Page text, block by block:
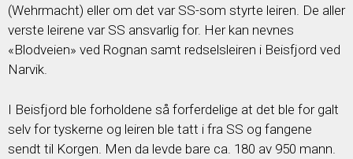
(Wehrmacht) eller om det var SS-som styrte leiren. De aller
verste leirene var SS ansvarlig for. Her kan nevnes
«Blodveien» ved Rognan samt redselsleiren i Beisfjord ved
Narvik.
I Beisfjord ble forholdene så forferdelige at det ble for galt
selv for tyskerne og leiren ble tatt i fra SS og fangene
sendt til Korgen. Men da levde bare ca. 180 av 950 mann.